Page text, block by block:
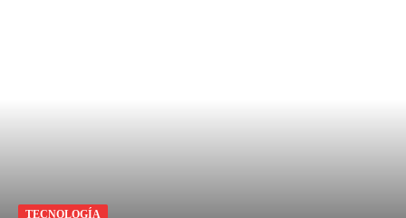
TECNOLOGÍA